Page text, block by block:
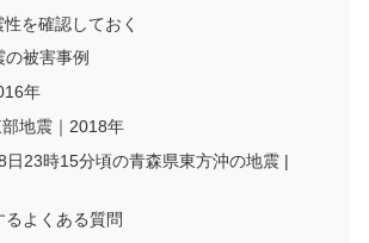
を確認しておく
被害事例
年
地震｜2018年
日23時15分頃の青森県東方沖の地震 |
よくある質問